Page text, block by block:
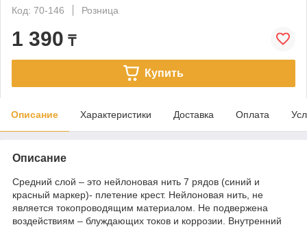
Код: 70-146
Розница
1 390 ₸
Купить
Описание Характеристики Доставка Оплата
Описание
Средний слой – это нейлоновая нить 7 рядов (синий и
красный маркер)- плетение крест. Нейлоновая нить, не
является токопроводящим материалом. Не подвержена
воздействиям – блуждающих токов и коррозии. Внутренний